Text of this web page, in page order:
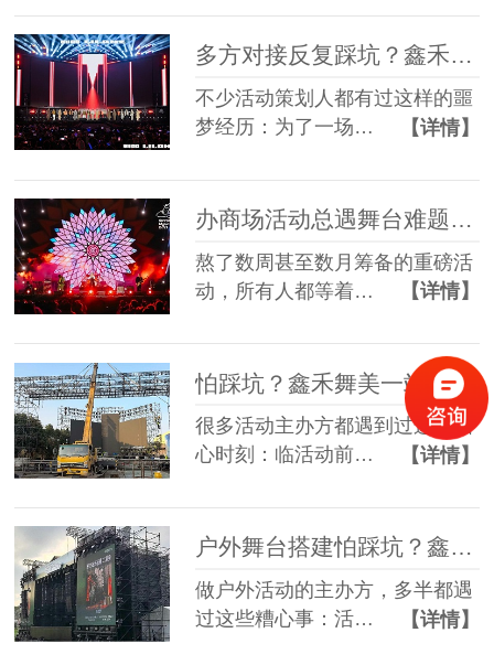
多方对接反复踩坑？鑫禾舞美一站式舞美服务让你少走90%弯路
不少活动策划人都有过这样的噩
梦经历：为了一场…
【详情】
办商场活动总遇舞台难题？鑫禾舞美一站式帮你解决
熬了数周甚至数月筹备的重磅活
动，所有人都等着…
【详情】
怕踩坑？鑫禾舞美一站式租赁搭建帮你省一半心
很多活动主办方都遇到过这些糟
心时刻：临活动前…
【详情】
户外舞台搭建怕踩坑？鑫禾舞美给你稳稳的保障
做户外活动的主办方，多半都遇
过这些糟心事：活…
【详情】